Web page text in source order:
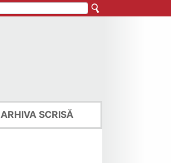
ARHIVA SCRISĂ